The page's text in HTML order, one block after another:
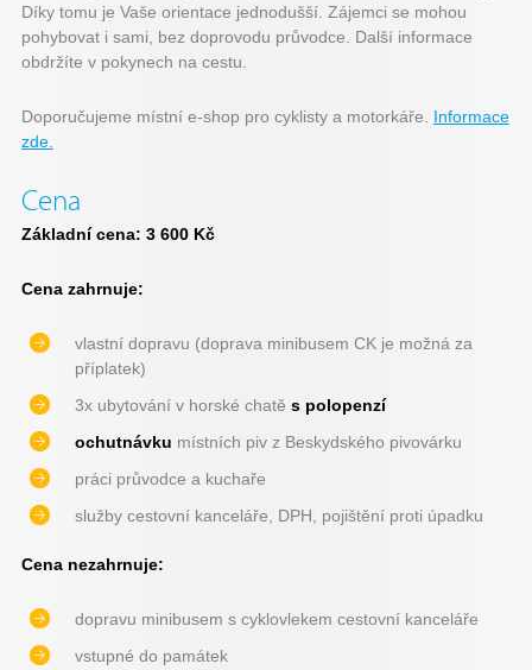
Díky tomu je Vaše orientace jednodušší. Zájemci se mohou
pohybovat i sami, bez doprovodu průvodce. Další informace
obdržíte v pokynech na cestu.
Doporučujeme místní e-shop pro cyklisty a motorkáře. Informace
zde.
Cena
Základní cena: 3 600 Kč
Cena zahrnuje:
vlastní dopravu (doprava minibusem CK je možná za
příplatek)
3x ubytování v horské chatě s polopenzí
ochutnávku místních piv z Beskydského pivovárku
práci průvodce a kuchaře
služby cestovní kanceláře, DPH, pojištění proti úpadku
Cena nezahrnuje:
dopravu minibusem s cyklovlekem cestovní kanceláře
vstupné do památek